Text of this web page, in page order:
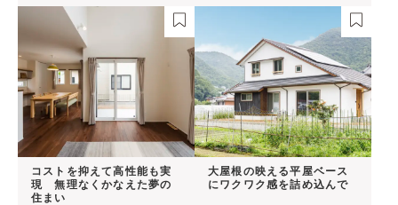
コストを抑えて高性能も実
現 無理なくかなえた夢の
住まい
大屋根の映える平屋ベース
にワクワク感を詰め込んで